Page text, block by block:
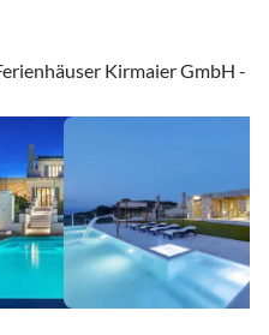
Kirmaier GmbH -